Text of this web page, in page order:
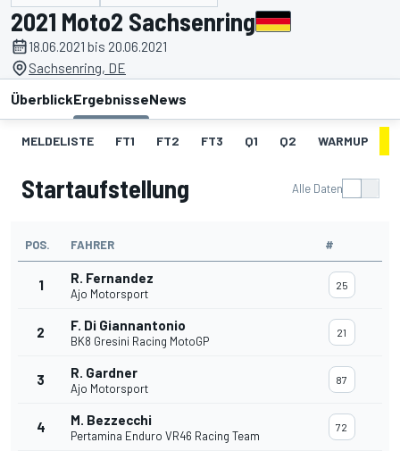
2021 Moto2 Sachsenring
18.06.2021 bis 20.06.2021
Sachsenring, DE
ÜberblickErgebnisseNews
MELDELISTE FT1 FT2 FT3 Q1 Q2 WARMUP
Startaufstellung Alle Daten
POS. FAHRER #
1 R. Fernandez
Ajo Motorsport
25
2 F. Di Giannantonio
BK8 Gresini Racing MotoGP
21
3 R. Gardner
Ajo Motorsport
87
4 M. Bezzecchi
Pertamina Enduro VR46 Racing Team
72